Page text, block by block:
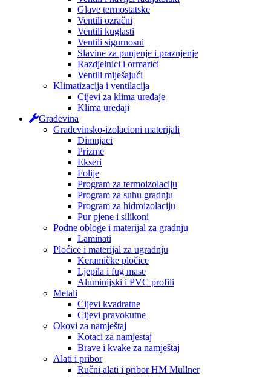
Glave termostatske
Ventili ozračni
Ventili kuglasti
Ventili sigurnosni
Slavine za punjenje i praznjenje
Razdjelnici i ormarici
Ventili miješajući
Klimatizacija i ventilacija
Cijevi za klima uređaje
Klima uređaji
Građevina
Građevinsko-izolacioni materijali
Dimnjaci
Prizme
Ekseri
Folije
Program za termoizolaciju
Program za suhu gradnju
Program za hidroizolaciju
Pur pjene i silikoni
Podne obloge i materijal za gradnju
Laminati
Ploćice i materijal za ugradnju
Keramičke pločice
Ljepila i fug mase
Aluminijski i PVC profili
Metali
Cijevi kvadratne
Cijevi pravokutne
Okovi za namještaj
Kotaci za namjestaj
Brave i kvake za namještaj
Alati i pribor
Ručni alati i pribor HM Mullner